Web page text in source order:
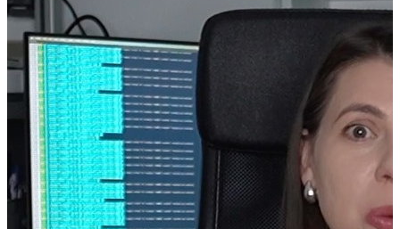
Căști Apple AirPods Pro 3
Laptop Lenovo ThinkPad T16